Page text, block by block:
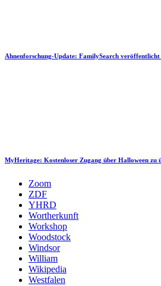
Ahnenforschung-Update: FamilySearch veröffentlicht
MyHeritage: Kostenloser Zugang über Halloween zu
Zoom
ZDF
YHRD
Wortherkunft
Workshop
Woodstock
Windsor
William
Wikipedia
Westfalen